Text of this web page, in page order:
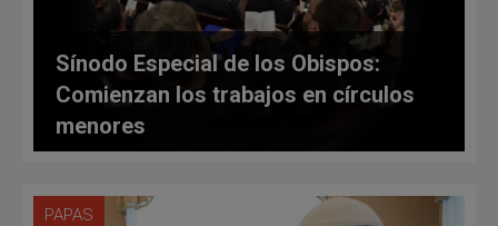
Sínodo Especial de los Obispos:
Comienzan los trabajos en círculos
menores
PAPAS